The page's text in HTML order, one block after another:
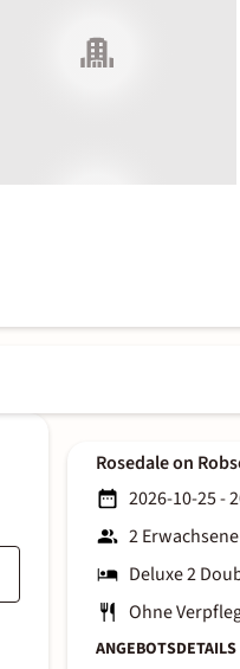
Rosedale on
2026-10-25 -
2 Erwachsene
Deluxe 2
Ohne
ANGEBOTSDETAILS